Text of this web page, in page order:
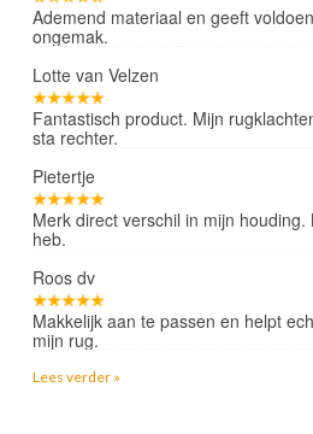
Ademend materiaal en geeft
ongemak.
Lotte van Velzen
Fantastisch product. Mijn
sta rechter.
Pietertje
Merk direct verschil in mijn
heb.
Roos dv
Makkelijk aan te passen en helpt
mijn rug.
Lees verder »